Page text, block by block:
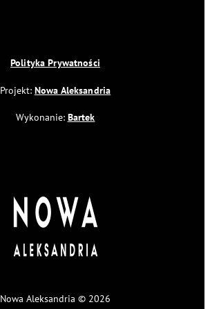
Polityka Prywatności
Projekt: Nowa Aleksandria
Wykonanie: Bartek
Nowa Aleksandria © 2026